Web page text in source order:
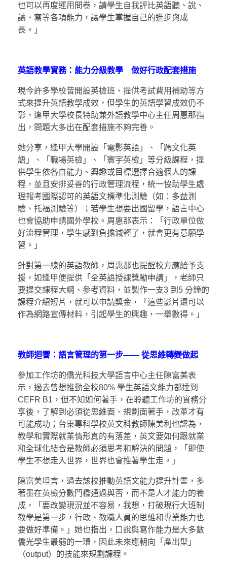
也可以再度運用問卷，請學生自我評比英語聽、說、
讀、寫等各項能力，讓學生掌握自己的進步與成
長。」
英語教學實務：能力分級教學 做好行政配套措施
現今許多學校皆開設英檢班、提供考試費用補助等方
式來提升英語教學成效，但學生的英語學習成效仍不
彰，逢甲大學校長特助兼外語教學中心主任周惠那指
出，問題大多出在配套措施不夠完善。
她分享，逢甲大學開設「電影英語」、「跨文化英
語」、「職場英檢」、「寰宇英檢」等分級課程，提
供學生依各自能力、興趣或目標選擇合適個人的課
程，並且安排妥善的行政管理流程，統一協助學生處
理報考國際認可的英語文標準化測驗（如：多益測
驗、托福測驗等）；若學生想要出國留學，語言中心
也會協助申請國外學校。周惠那表示：「行政單位做
好流程管理，學生感到負擔減輕了，就會更有意願學
習。」
針對第一線的英語教師，周惠那也提醒校方應給予支
援，如逢甲便提供「全英語授課獎勵申請」，老師只
要提交課程大綱、參考資料，並製作一支3 到5 分鐘的
課程介紹短片，就可以申請獎金，「這些影片還可以
作為網路宣傳材料，引起學生的興趣，一舉數得。」
教師迴響：語言管理的第一步—— 從思維轉變做起
參加工作坊的僑光科技大學語言中心主任陳富美表
示，過去曾想推動全校80% 學生英語文能力都達到
CEFR B1，但不知如何著手，在聆聽工作坊的實務分
享後，了解到必須從思維面、規劃面著手，改革才有
可能成功；台東專科學校英文科教師陳美利也認為，
教學和實際就業情形真的有落差，英文要如何跟就業
和全球化結合是教師必須思考和解決的問題，「即使
學生不想走入世界，世界也會推著學生走。」
陳富美坦言，過去該校推動英語文能力提升計畫，多
著墨在英檢分數門檻通過與否，而不是人才能力的養
成，「要改變現況並不容易，我想，打破現行大班制
教學是第一步，行政、教職人員的思維和專業能力也
要做好準備。」她也指出，口說與寫作能力是大多數
僑光學生最弱的一環，因此未來應朝向「產出型」
（output）的技能來規劃課程。